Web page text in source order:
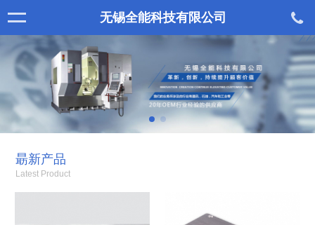
无锡全能科技有限公司
朂新产品
Latest Product